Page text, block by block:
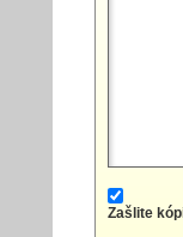
Zašlite